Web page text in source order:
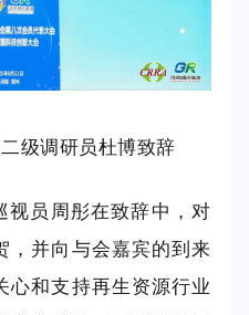
级调研员杜博致辞
视员周彤在致辞中，对
，并向与会嘉宾的到来
心和支持再生资源行业